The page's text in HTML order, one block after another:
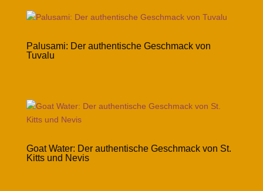
Palusami: Der authentische Geschmack von
Tuvalu
Goat Water: Der authentische Geschmack von St.
Kitts und Nevis